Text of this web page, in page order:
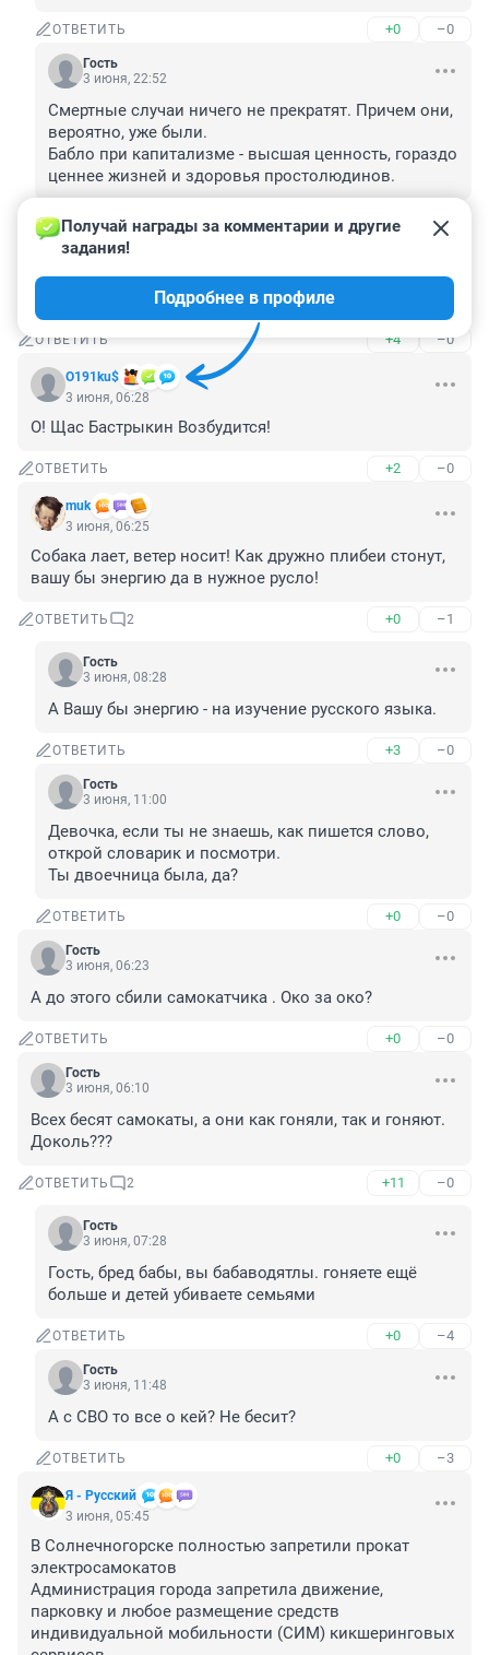
ОТВЕТИТЬ +0 –0
Гость
3 июня, 22:52
Смертные случаи ничего не прекратят. Причем они,
вероятно, уже были.
Бабло при капитализме - высшая ценность, гораздо
ценнее жизней и здоровья простолюдинов.
ОТВЕТИТЬ –0
Гость
нет в стране никакой культуры, кроме потребления
ОТВЕТИТЬ +4 –0
O191ku$
Получай награды за комментарии и другие
задания!
Подробнее в профиле
3 июня, 06:28
О! Щас Бастрыкин Возбудится!
ОТВЕТИТЬ +2 –0
muk
3 июня, 06:25
Собака лает, ветер носит! Как дружно плибеи стонут,
вашу бы энергию да в нужное русло!
ОТВЕТИТЬ 2 +0 –1
Гость
3 июня, 08:28
А Вашу бы энергию - на изучение русского языка.
ОТВЕТИТЬ +3 –0
Гость
3 июня, 11:00
Девочка, если ты не знаешь, как пишется слово,
открой словарик и посмотри.
Ты двоечница была, да?
ОТВЕТИТЬ +0 –0
Гость
3 июня, 06:23
А до этого сбили самокатчика . Око за око?
ОТВЕТИТЬ +0 –0
Гость
3 июня, 06:10
Всех бесят самокаты, а они как гоняли, так и гоняют.
Доколь???
ОТВЕТИТЬ 2 +11 –0
Гость
3 июня, 07:28
Гость, бред бабы, вы бабаводятлы. гоняете ещё
больше и детей убиваете семьями
ОТВЕТИТЬ +0 –4
Гость
3 июня, 11:48
А с СВО то все о кей? Не бесит?
ОТВЕТИТЬ +0 –3
Я - Русский
3 июня, 05:45
В Солнечногорске полностью запретили прокат
электросамокатов
Администрация города запретила движение,
парковку и любое размещение средств
индивидуальной мобильности (СИМ) кикшеринговых